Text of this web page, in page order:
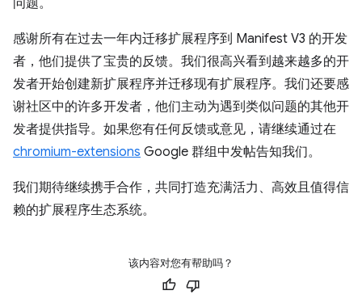
问题。
感谢所有在过去一年内迁移扩展程序到 Manifest V3 的开发
者，他们提供了宝贵的反馈。我们很高兴看到越来越多的开
发者开始创建新扩展程序并迁移现有扩展程序。我们还要感
谢社区中的许多开发者，他们主动为遇到类似问题的其他开
发者提供指导。如果您有任何反馈或意见，请继续通过在
chromium-extensions Google 群组中发帖告知我们。
我们期待继续携手合作，共同打造充满活力、高效且值得信
赖的扩展程序生态系统。
该内容对您有帮助吗？